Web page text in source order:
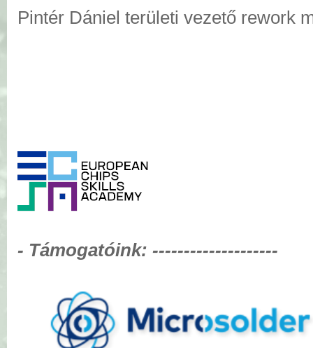
Pintér Dániel területi vezető rework
- Támogatóink: --------------------